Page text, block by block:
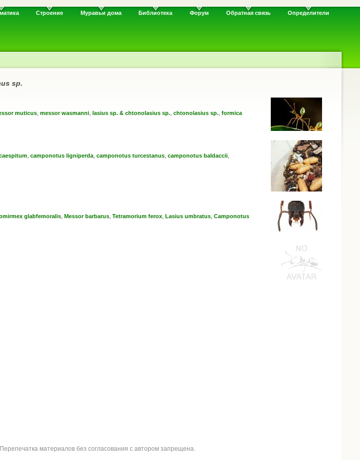
Строение Муравьи дома Библиотека Форум Обратная связь Определители
sp.
muticus, messor wasmanni, lasius sp. & chtonolasius sp., chtonolasius sp., formica
, camponotus ligniperda, camponotus turcestanus, camponotus baldaccii,
glabfemoralis, Messor barbarus, Tetramorium ferox, Lasius umbratus, Camponotus
материалов без согласования с автором запрещена.